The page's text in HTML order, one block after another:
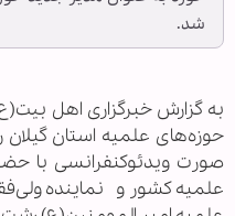
شد.
به گزارش خبرگزاری اهل بیت(ع)
صورت ویدئوکنفرانسی با
علمیه کشور و نماینده